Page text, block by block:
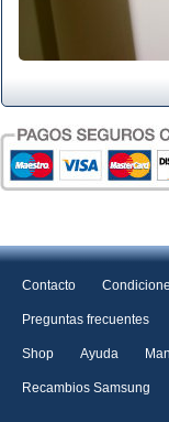
Contacto
Preguntas frecuentes
Shop Ayuda
Recambios Samsung